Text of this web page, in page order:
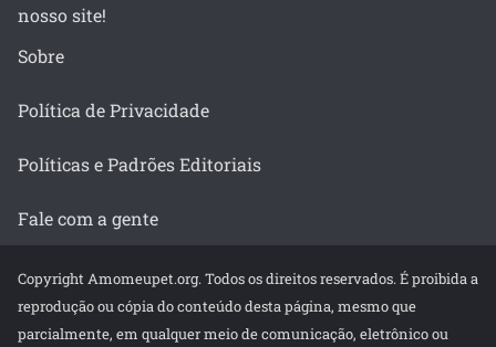
nosso site!
Sobre
Política de Privacidade
Políticas e Padrões Editoriais
Fale com a gente
Copyright Amomeupet.org. Todos os direitos reservados. É proibida a
reprodução ou cópia do conteúdo desta página, mesmo que
parcialmente, em qualquer meio de comunicação, eletrônico ou